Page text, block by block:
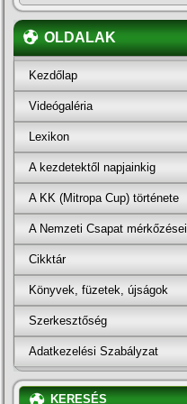
OLDALAK
Kezdőlap
Videógaléria
Lexikon
A kezdetektől napjainkig
A KK (Mitropa Cup) története
A Nemzeti Csapat mérkőzései
Cikktár
Könyvek, füzetek, újságok
Szerkesztőség
Adatkezelési Szabályzat
KERESÉS